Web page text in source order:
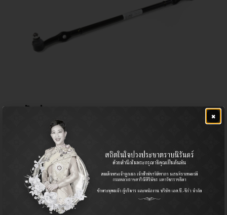
คันส่งกลาง
1,720.00
รหัสสินค้า ซีร่า
OEM NO.
รหัสอะไหล่ผู้ผลิต
48560-3S185
PART TYPE
ประเภทอะไหล่
Center Link / ลูกหมากคันส่งกลาง
USED FOR
×